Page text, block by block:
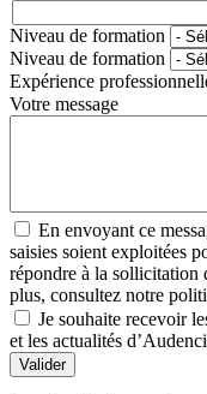
Niveau de formation
Niveau de formation
Expérience
Votre message
En envoyant ce
saisies soient exploitées
répondre à la sollicitation
plus, consultez notre
Je souhaite recevoir
et les actualités
Valider